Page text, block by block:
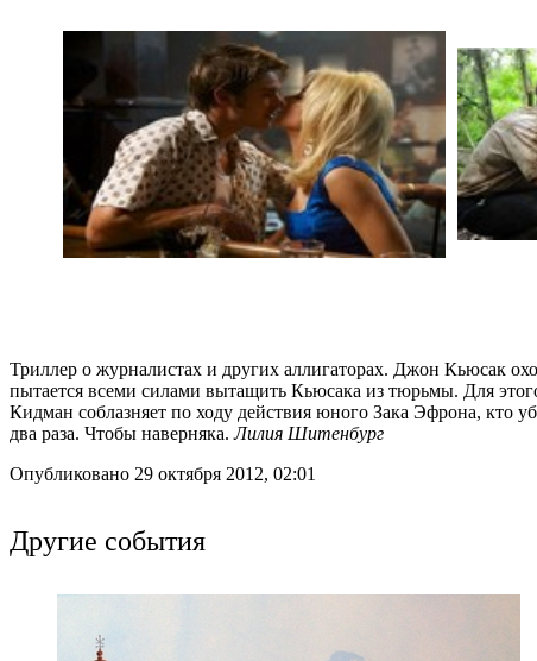
Триллер о журналистах и других аллигаторах. Джон Кьюсак
пытается всеми силами вытащить Кьюсака из тюрьмы. Для
Кидман соблазняет по ходу действия юного Зака Эфрона, кто
два раза. Чтобы наверняка.Лилия Шитенбург
Опубликовано 29 октября 2012, 02:01
Другие события